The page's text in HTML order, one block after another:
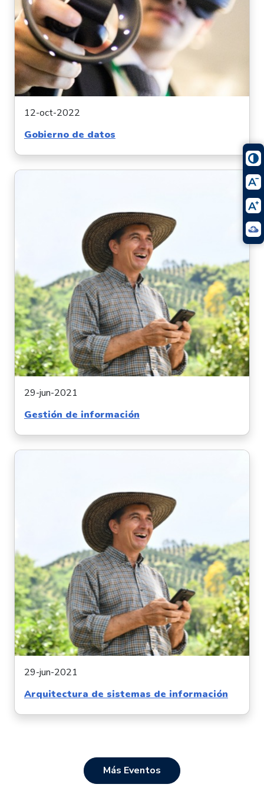
12-oct-2022
Gobierno de datos
29-jun-2021
Gestión de información
29-jun-2021
Arquitectura de sistemas de información
Más Eventos